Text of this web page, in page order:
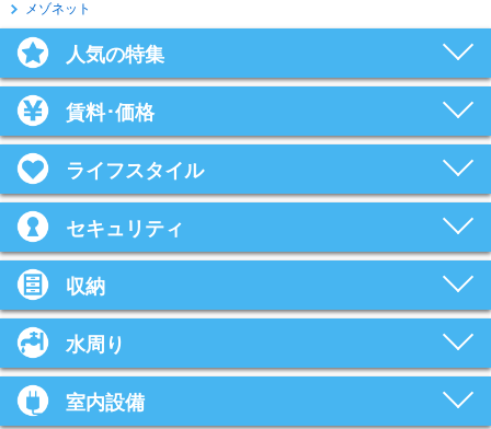
メゾネット
人気の特集
賃料･価格
ライフスタイル
セキュリティ
収納
水周り
室内設備